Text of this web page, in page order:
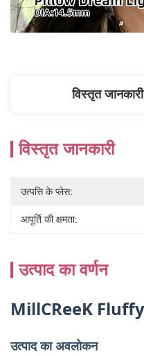
विस्तृत जानकारी
विस्तृत जानकारी
उत्पत्ति के प्लेस:
आपूर्ति की क्षमता:
उत्पाद का वर्णन
MillCReeK Fluffy
उत्पाद का अवलोकन